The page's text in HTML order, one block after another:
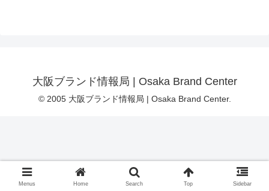
大阪ブランド情報局 | Osaka Brand Center
© 2005 大阪ブランド情報局 | Osaka Brand Center.
Menus Home Search Top Sidebar